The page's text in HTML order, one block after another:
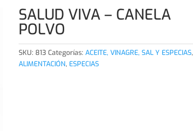
SALUD VIVA – CANELA
POLVO
SKU: 813 Categorías:ACEITE, VINAGRE, SAL Y ESPECIAS,
ALIMENTACIÓN, ESPECIAS